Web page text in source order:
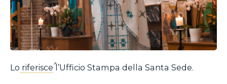
Lo riferiscel’Ufficio Stampa della Santa Sede.